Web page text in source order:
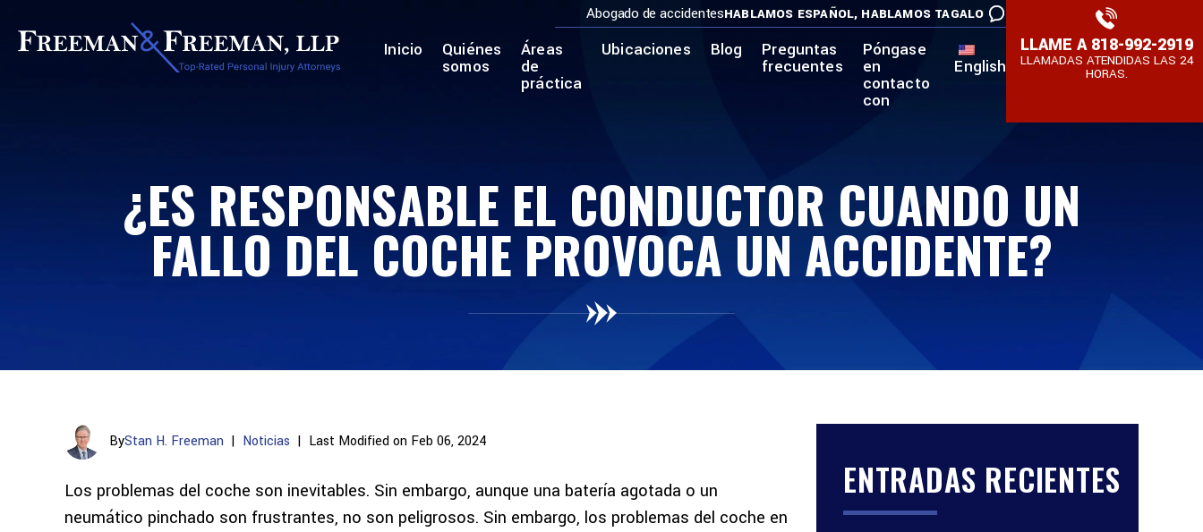
Abogado de accidentesHABLAMOS ESPAÑOL, HABLAMOS TAGALO
Inicio Quiénes
somos
Áreas
de
práctica
Ubicaciones Blog Preguntas
frecuentes
Póngase
en
contacto
con
English
LLAME A818-992-2919
LLAMADAS ATENDIDAS LAS 24
HORAS.
¿ES RESPONSABLE EL CONDUCTOR CUANDO UN
FALLO DEL COCHE PROVOCA UN ACCIDENTE?
ByStan H. Freeman | Noticias | Last Modified on Feb 06, 2024
Los problemas del coche son inevitables. Sin embargo, aunque una batería agotada o un
neumático pinchado son frustrantes, no son peligrosos. Sin embargo, los problemas del coche en
ENTRADAS RECIENTES